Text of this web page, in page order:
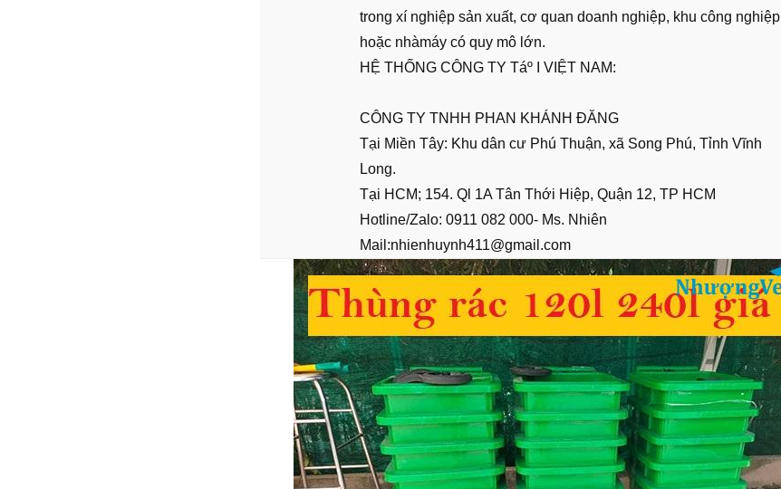
trong xí nghiệp sản xuất, cơ quan doanh nghiệp, khu công nghiệp
hoặc nhàmáy có quy mô lớn.
HỆ THỐNG CÔNG TY Táº I VIỆT NAM:
CÔNG TY TNHH PHAN KHÁNH ĐĂNG
Tại Miền Tây: Khu dân cư Phú Thuận, xã Song Phú, Tỉnh Vĩnh
Long.
Tại HCM; 154. Ql 1A Tân Thới Hiệp, Quận 12, TP HCM
Hotline/Zalo: 0911 082 000- Ms. Nhiên
Mail:nhienhuynh411@gmail.com